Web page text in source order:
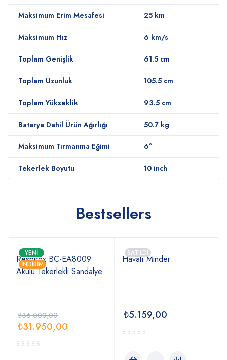
Maksimum Erim Mesafesi 25 km
Maksimum Hız 6 km/s
Toplam Genişlik 61.5 cm
Toplam Uzunluk 105.5 cm
Toplam Yükseklik 93.5 cm
Batarya Dahil Ürün Ağırlığı 50.7 kg
Maksimum Tırmanma Eğimi 6°
Tekerlek Boyutu 10 inch
Bestsellers
YENI
İNDIRIM
Respirox BC-EA8009
Akülü Tekerlekli Sandalye
₺36.000,00
₺31.950,00
SATILDI
Havalı Minder
₺5.159,00